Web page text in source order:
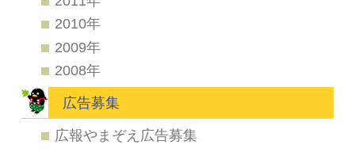
2010年
2009年
2008年
広告募集
広報やまぞえ広告募集